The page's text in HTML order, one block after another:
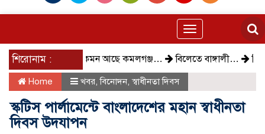
Toggle
navigation
শিরোনাম : কেমন আছে কমলগঞ্জ… বিলেতে বাঙ্গালী… বিক্ষোভ,
Home খবর,বিনোদন,স্বাধীনতা দিবস
স্কটিস পার্লামেন্টে বাংলাদেশের মহান স্বাধীনতা
দিবস উদযাপন